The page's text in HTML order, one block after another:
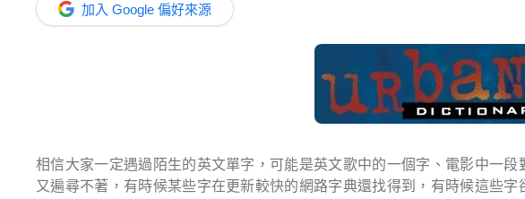
加入 Google 偏好來源
相信大家一定遇過陌生的英文單字，可能是英文歌中的一個字、電影中一
又遍尋不著，有時候某些字在更新較快的網路字典還找得到，有時候這些